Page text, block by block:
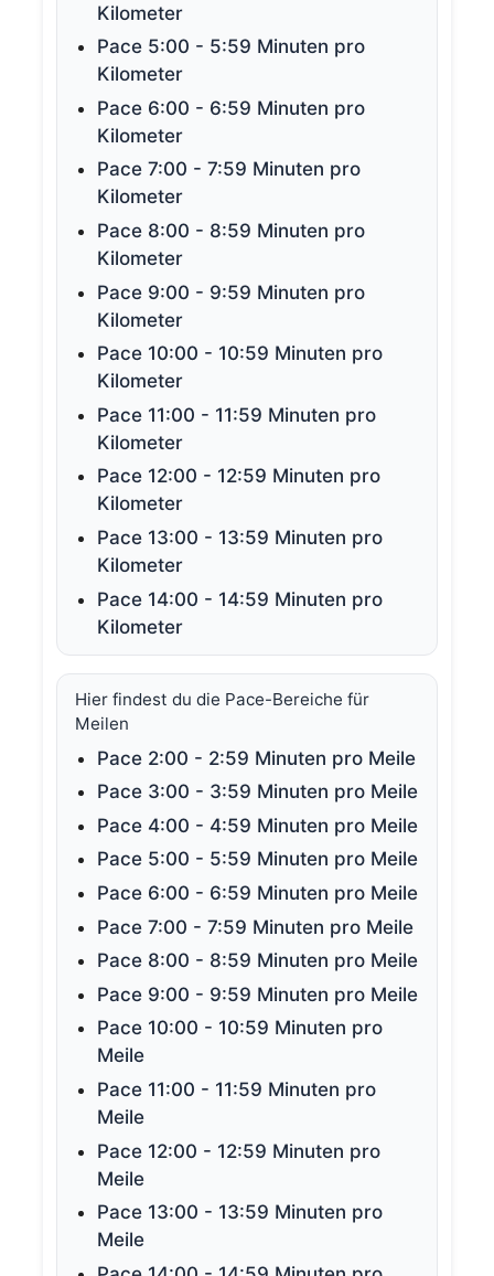
Kilometer
Pace 5:00 - 5:59 Minuten pro
Kilometer
Pace 6:00 - 6:59 Minuten pro
Kilometer
Pace 7:00 - 7:59 Minuten pro
Kilometer
Pace 8:00 - 8:59 Minuten pro
Kilometer
Pace 9:00 - 9:59 Minuten pro
Kilometer
Pace 10:00 - 10:59 Minuten pro
Kilometer
Pace 11:00 - 11:59 Minuten pro
Kilometer
Pace 12:00 - 12:59 Minuten pro
Kilometer
Pace 13:00 - 13:59 Minuten pro
Kilometer
Pace 14:00 - 14:59 Minuten pro
Kilometer
Hier findest du die Pace-Bereiche für
Meilen
Pace 2:00 - 2:59 Minuten pro Meile
Pace 3:00 - 3:59 Minuten pro Meile
Pace 4:00 - 4:59 Minuten pro Meile
Pace 5:00 - 5:59 Minuten pro Meile
Pace 6:00 - 6:59 Minuten pro Meile
Pace 7:00 - 7:59 Minuten pro Meile
Pace 8:00 - 8:59 Minuten pro Meile
Pace 9:00 - 9:59 Minuten pro Meile
Pace 10:00 - 10:59 Minuten pro
Meile
Pace 11:00 - 11:59 Minuten pro
Meile
Pace 12:00 - 12:59 Minuten pro
Meile
Pace 13:00 - 13:59 Minuten pro
Meile